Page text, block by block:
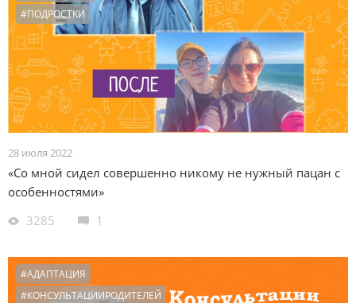
#ПОДРОСТКИ
28 июля 2022
«Со мной сидел совершенно никому не нужный пацан с
особенностями»
3285
1
#АДАПТАЦИЯ
#КОНСУЛЬТАЦИИРОДИТЕЛЕЙ